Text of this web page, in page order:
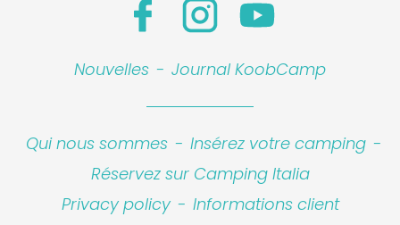
Nouvelles - Journal KoobCamp
Qui nous sommes - Insérez votre camping -
Réservez sur Camping Italia
Privacy policy - Informations client